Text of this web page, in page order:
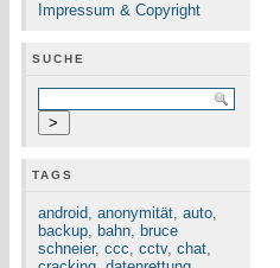
Impressum & Copyright
SUCHE
TAGS
android, anonymität, auto,
backup, bahn, bruce
schneier, ccc, cctv, chat,